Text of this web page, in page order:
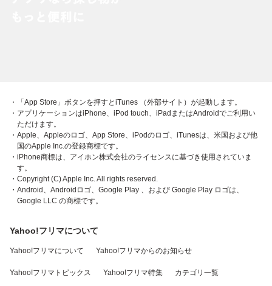
・「App Store」ボタンを押すとiTunes （外部サイト）が起動します。
・アプリケーションはiPhone、iPod touch、iPadまたはAndroidでご利用い
ただけます。
・Apple、Appleのロゴ、App Store、iPodのロゴ、iTunesは、米国および他
国のApple Inc.の登録商標です。
・iPhone商標は、アイホン株式会社のライセンスに基づき使用されていま
す。
・Copyright (C) Apple Inc. All rights reserved.
・Android、Androidロゴ、Google Play 、および Google Play ロゴは、
Google LLC の商標です。
Yahoo!フリマについて
Yahoo!フリマについて Yahoo!フリマからのお知らせ
Yahoo!フリマトピックス Yahoo!フリマ特集 カテゴリ一覧